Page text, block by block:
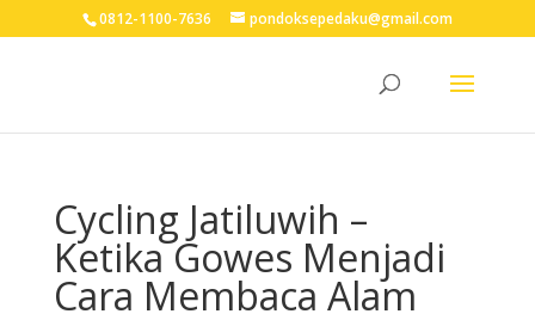
0812-1100-7636 pondoksepedaku@gmail.com
Cycling Jatiluwih –
Ketika Gowes Menjadi
Cara Membaca Alam